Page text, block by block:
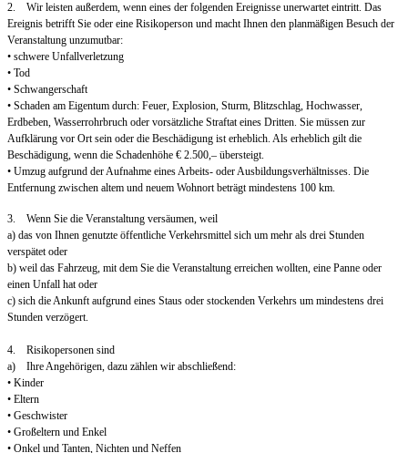
2. Wir leisten außerdem, wenn eines der folgenden Ereignisse unerwartet eintritt. Das
Ereignis betrifft Sie oder eine Risikoperson und macht Ihnen den planmäßigen Besuch der
Veranstaltung unzumutbar:
• schwere Unfallverletzung
• Tod
• Schwangerschaft
• Schaden am Eigentum durch: Feuer, Explosion, Sturm, Blitzschlag, Hochwasser,
Erdbeben, Wasserrohrbruch oder vorsätzliche Straftat eines Dritten. Sie müssen zur
Aufklärung vor Ort sein oder die Beschädigung ist erheblich. Als erheblich gilt die
Beschädigung, wenn die Schadenhöhe € 2.500,– übersteigt.
• Umzug aufgrund der Aufnahme eines Arbeits- oder Ausbildungsverhältnisses. Die
Entfernung zwischen altem und neuem Wohnort beträgt mindestens 100 km.
3. Wenn Sie die Veranstaltung versäumen, weil
a) das von Ihnen genutzte öffentliche Verkehrsmittel sich um mehr als drei Stunden
verspätet oder
b) weil das Fahrzeug, mit dem Sie die Veranstaltung erreichen wollten, eine Panne oder
einen Unfall hat oder
c) sich die Ankunft aufgrund eines Staus oder stockenden Verkehrs um mindestens drei
Stunden verzögert.
4. Risikopersonen sind
a) Ihre Angehörigen, dazu zählen wir abschließend:
• Kinder
• Eltern
• Geschwister
• Großeltern und Enkel
• Onkel und Tanten, Nichten und Neffen